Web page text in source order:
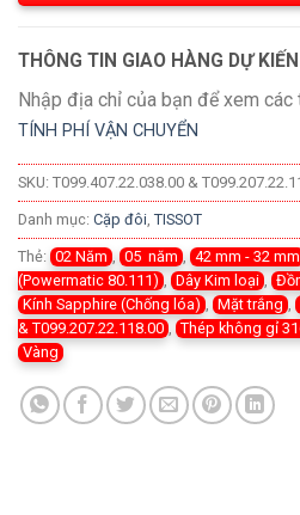
THÔNG TIN GIAO HÀNG DỰ KIẾN
Nhập địa chỉ của bạn để xem các
TÍNH PHÍ VẬN CHUYỂN
SKU: T099.407.22.038.00 &
Danh mục: Cặp đôi TISSOT
Thẻ: 02 Năm 05 năm 42 mm - 32 mm
(Powermatic 80.111)
Dây Kim loại
Kính Sapphire (Chống lóa)
Mặt trắng
& T099.207.22.118.00
Thép không gỉ
Vàng